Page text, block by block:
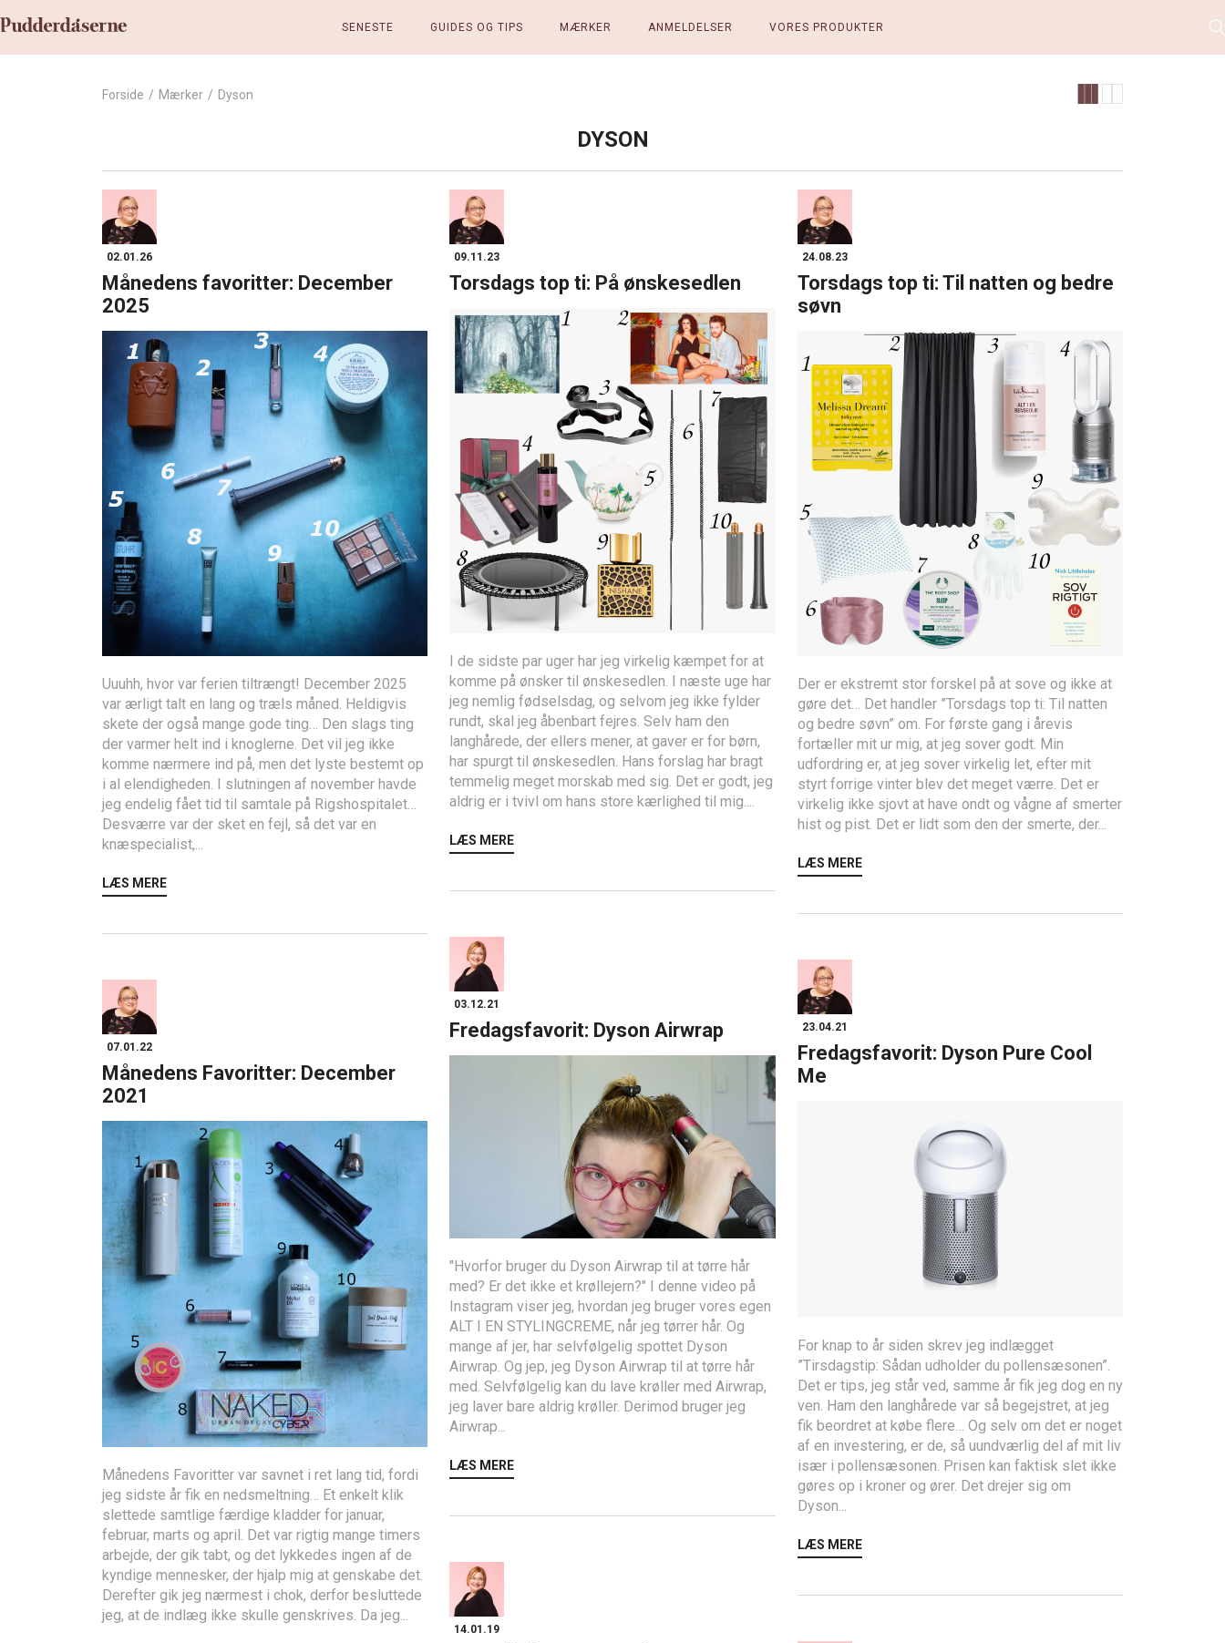
SENESTE GUIDES OG TIPS MÆRKER ANMELDELSER VORES PRODUKTER
Forside / Mærker / Dyson
DYSON
02.01.26
Månedens favoritter: December
2025
Uuuhh, hvor var ferien tiltrængt! December 2025
var ærligt talt en lang og træls måned. Heldigvis
skete der også mange gode ting… Den slags ting
der varmer helt ind i knoglerne. Det vil jeg ikke
komme nærmere ind på, men det lyste bestemt op
i al elendigheden. I slutningen af november havde
jeg endelig fået tid til samtale på Rigshospitalet…
Desværre var der sket en fejl, så det var en
knæspecialist,...
LÆS MERE
09.11.23
Torsdags top ti: På ønskesedlen
I de sidste par uger har jeg virkelig kæmpet for at
komme på ønsker til ønskesedlen. I næste uge har
jeg nemlig fødselsdag, og selvom jeg ikke fylder
rundt, skal jeg åbenbart fejres. Selv ham den
langhårede, der ellers mener, at gaver er for børn,
har spurgt til ønskesedlen. Hans forslag har bragt
temmelig meget morskab med sig. Det er godt, jeg
aldrig er i tvivl om hans store kærlighed til mig....
LÆS MERE
24.08.23
Torsdags top ti: Til natten og bedre
søvn
Der er ekstremt stor forskel på at sove og ikke at
gøre det… Det handler ”Torsdags top ti: Til natten
og bedre søvn” om. For første gang i årevis
fortæller mit ur mig, at jeg sover godt. Min
udfordring er, at jeg sover virkelig let, efter mit
styrt forrige vinter blev det meget værre. Det er
virkelig ikke sjovt at have ondt og vågne af smerter
hist og pist. Det er lidt som den der smerte, der...
LÆS MERE
07.01.22
Månedens Favoritter: December
2021
Månedens Favoritter var savnet i ret lang tid, fordi
jeg sidste år fik en nedsmeltning… Et enkelt klik
slettede samtlige færdige kladder for januar,
februar, marts og april. Det var rigtig mange timers
arbejde, der gik tabt, og det lykkedes ingen af de
kyndige mennesker, der hjalp mig at genskabe det.
Derefter gik jeg nærmest i chok, derfor besluttede
jeg, at de indlæg ikke skulle genskrives. Da jeg...
03.12.21
Fredagsfavorit: Dyson Airwrap
"Hvorfor bruger du Dyson Airwrap til at tørre hår
med? Er det ikke et krøllejern?" I denne video på
Instagram viser jeg, hvordan jeg bruger vores egen
ALT I EN STYLINGCREME, når jeg tørrer hår. Og
mange af jer, har selvfølgelig spottet Dyson
Airwrap. Og jep, jeg Dyson Airwrap til at tørre hår
med. Selvfølgelig kan du lave krøller med Airwrap,
jeg laver bare aldrig krøller. Derimod bruger jeg
Airwrap...
LÆS MERE
23.04.21
Fredagsfavorit: Dyson Pure Cool
Me
For knap to år siden skrev jeg indlægget
”Tirsdagstip: Sådan udholder du pollensæsonen”.
Det er tips, jeg står ved, samme år fik jeg dog en ny
ven. Ham den langhårede var så begejstret, at jeg
fik beordret at købe flere… Og selv om det er noget
af en investering, er de, så uundværlig del af mit liv
især i pollensæsonen. Prisen kan faktisk slet ikke
gøres op i kroner og ører. Det drejer sig om
Dyson...
LÆS MERE
14.01.19